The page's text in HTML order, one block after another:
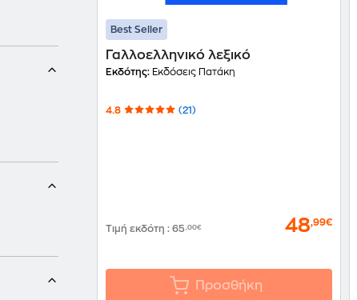
Best Seller
Γαλλοελληνικό λεξικό
Εκδότης: Εκδόσεις Πατάκη
4.8 (21)
Τιμή εκδότη : 65,00€ 48,99€
Προσθήκη